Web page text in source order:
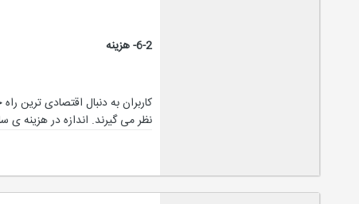
6-2- هزینه
کاربران به دنبال اقتصادی ترین
نظر می گیرند. اندازه در هزینه